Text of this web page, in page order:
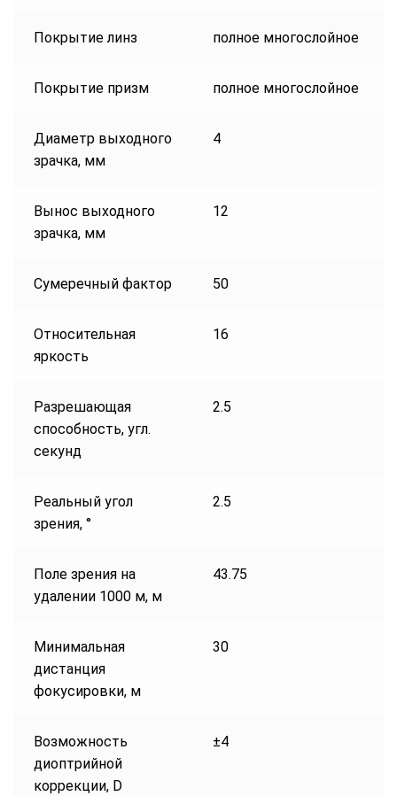
Покрытие линз полное многослойное
Покрытие призм полное многослойное
Диаметр выходного
зрачка, мм
4
Вынос выходного
зрачка, мм
12
Сумеречный фактор 50
Относительная
яркость
16
Разрешающая
способность, угл.
секунд
2.5
Реальный угол
зрения, °
2.5
Поле зрения на
удалении 1000 м, м
43.75
Минимальная
дистанция
фокусировки, м
30
Возможность
диоптрийной
коррекции, D
±4